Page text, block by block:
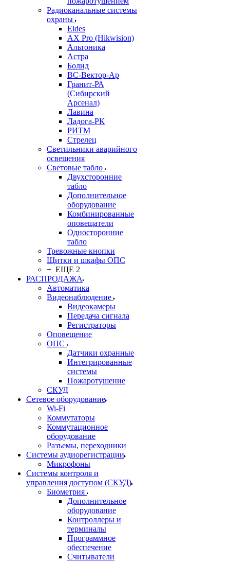
Радиоканальные системы
охраны
Eldes
AX Pro (Hikwision)
Альтоника
Астра
Болид
ВС-Вектор-Ар
Гранит-РА
(Сибирский
Арсенал)
Лавина
Ладога-РК
РИТМ
Стрелец
Светильники аварийного
освещения
Световые табло
Двухсторонние
табло
Дополнительное
оборудование
Комбинированные
оповещатели
Односторонние
табло
Тревожные кнопки
Щитки и шкафы ОПС
+ ЕЩЕ 2
РАСПРОДАЖА
Автоматика
Видеонаблюдение
Видеокамеры
Передача сигнала
Регистраторы
Оповещение
ОПС
Датчики охранные
Интегрированные
системы
Пожаротушение
СКУД
Сетевое оборудование
Wi-Fi
Коммутаторы
Коммутационное
оборудование
Разъемы, переходники
Системы аудиорегистрации
Микрофоны
Системы контроля и
управления доступом (СКУД)
Биометрия
Дополнительное
оборудование
Контроллеры и
терминалы
Программное
обеспечение
Считыватели